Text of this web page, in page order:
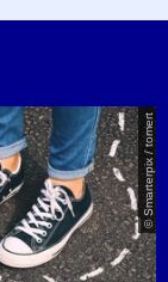
© Smarterpix / tomert